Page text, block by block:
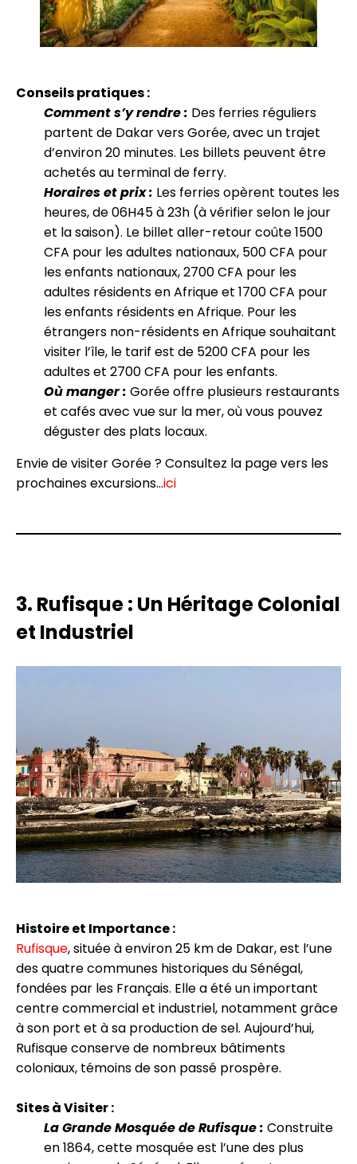
Conseils pratiques :
Comment s’y rendre : Des ferries réguliers
partent de Dakar vers Gorée, avec un trajet
d’environ 20 minutes. Les billets peuvent être
achetés au terminal de ferry.
Horaires et prix : Les ferries opèrent toutes les
heures, de 06H45 à 23h (à vérifier selon le jour
et la saison). Le billet aller-retour coûte 1500
CFA pour les adultes nationaux, 500 CFA pour
les enfants nationaux, 2700 CFA pour les
adultes résidents en Afrique et 1700 CFA pour
les enfants résidents en Afrique. Pour les
étrangers non-résidents en Afrique souhaitant
visiter l’île, le tarif est de 5200 CFA pour les
adultes et 2700 CFA pour les enfants.
Où manger : Gorée offre plusieurs restaurants
et cafés avec vue sur la mer, où vous pouvez
déguster des plats locaux.
Envie de visiter Gorée ? Consultez la page vers les
prochaines excursions…ici
3. Rufisque : Un Héritage Colonial
et Industriel
Histoire et Importance :
Rufisque, située à environ 25 km de Dakar, est l’une
des quatre communes historiques du Sénégal,
fondées par les Français. Elle a été un important
centre commercial et industriel, notamment grâce
à son port et à sa production de sel. Aujourd’hui,
Rufisque conserve de nombreux bâtiments
coloniaux, témoins de son passé prospère.
Sites à Visiter :
La Grande Mosquée de Rufisque : Construite
en 1864, cette mosquée est l’une des plus